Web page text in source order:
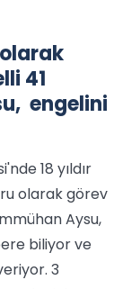
41
engelini
18 yıldır
olarak görev
Aysu,
biliyor ve
3